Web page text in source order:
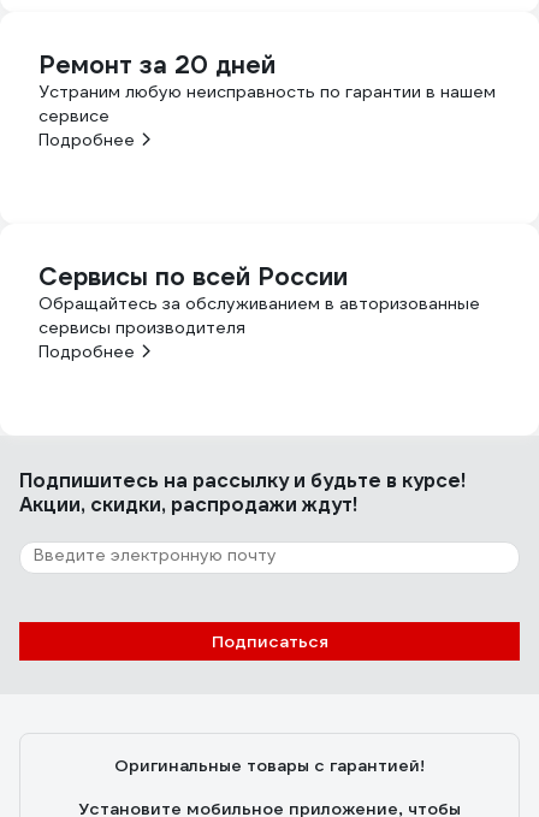
Ремонт за 20 дней
Устраним любую неисправность по гарантии в нашем
сервисе
Подробнее
Сервисы по всей России
Обращайтесь за обслуживанием в авторизованные
сервисы производителя
Подробнее
Подпишитесь на рассылкуи будьте в курсе!
Акции, скидки, распродажи ждут!
Подписаться
Оригинальные товары с гарантией!
Установите мобильное приложение, чтобы